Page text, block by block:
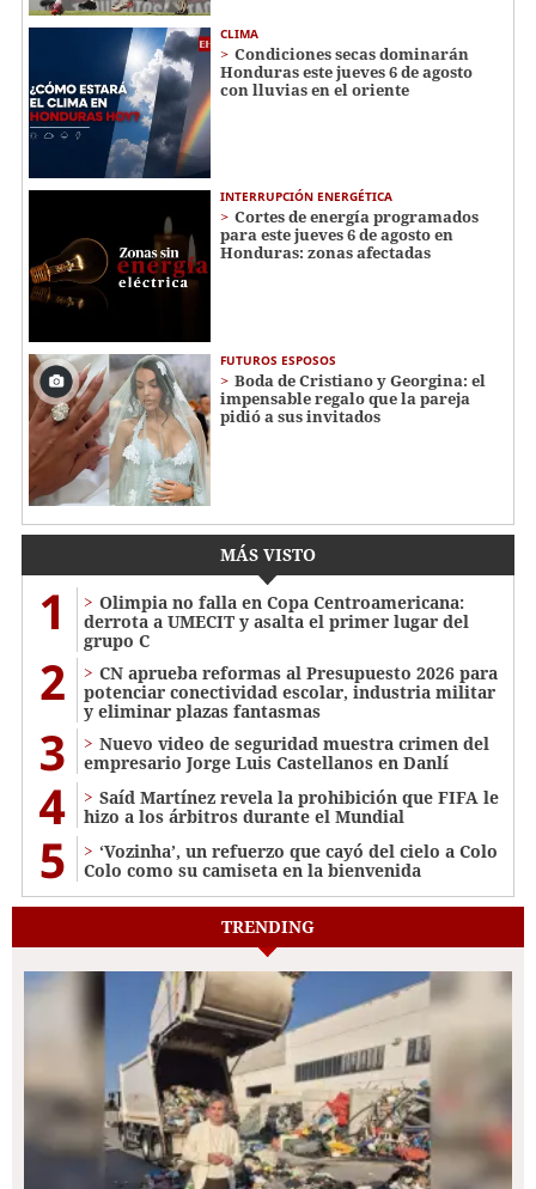
CLIMA
Condiciones secas dominarán
Honduras este jueves 6 de agosto
con lluvias en el oriente
INTERRUPCIÓN ENERGÉTICA
Cortes de energía programados
para este jueves 6 de agosto en
Honduras: zonas afectadas
FUTUROS ESPOSOS
Boda de Cristiano y Georgina: el
impensable regalo que la pareja
pidió a sus invitados
MÁS VISTO
1
Olimpia no falla en Copa Centroamericana:
derrota a UMECIT y asalta el primer lugar del
grupo C
2
CN aprueba reformas al Presupuesto 2026 para
potenciar conectividad escolar, industria militar
y eliminar plazas fantasmas
3
Nuevo video de seguridad muestra crimen del
empresario Jorge Luis Castellanos en Danlí
4
Saíd Martínez revela la prohibición que FIFA le
hizo a los árbitros durante el Mundial
5
‘Vozinha’, un refuerzo que cayó del cielo a Colo
Colo como su camiseta en la bienvenida
TRENDING